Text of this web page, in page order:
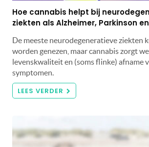
Hoe cannabis helpt bij
ziekten als Alzheimer, Parkinson en
De meeste neurodegeneratieve ziekten
worden genezen, maar cannabis zorgt
levenskwaliteit en (soms flinke) afname
symptomen.
LEES VERDER